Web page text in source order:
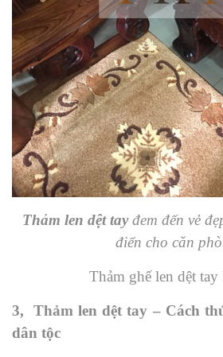
Thảm len dệt tayđem đến vẻ
điển cho căn
Thảm ghế len dệt
3, Thảm len dệt tay – Cách
dân tộc